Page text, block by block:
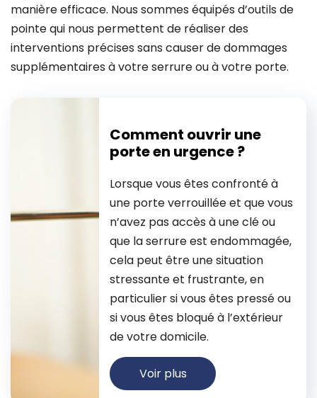
manière efficace. Nous sommes équipés d’outils de
pointe qui nous permettent de réaliser des
interventions précises sans causer de dommages
supplémentaires à votre serrure ou à votre porte.
Comment ouvrir une
porte en urgence ?
Lorsque vous êtes confronté à
une porte verrouillée et que vous
n’avez pas accès à une clé ou
que la serrure est endommagée,
cela peut être une situation
stressante et frustrante, en
particulier si vous êtes pressé ou
si vous êtes bloqué à l’extérieur
de votre domicile.
Voir plus